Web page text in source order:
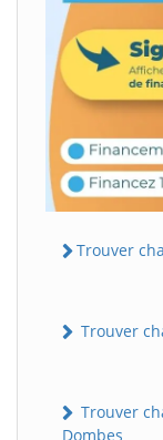
Trouver
Trouver
Trouver
Dombes